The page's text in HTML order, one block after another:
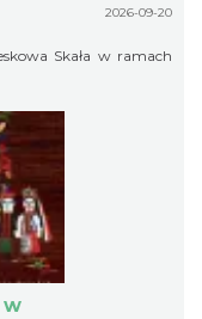
2026-09-20
Skała w ramach
w